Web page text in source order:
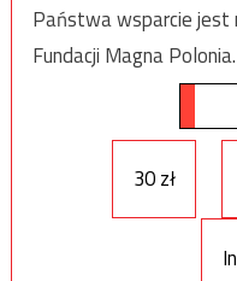
Państwa wsparcie jest
Fundacji Magna Polonia.
30 zł